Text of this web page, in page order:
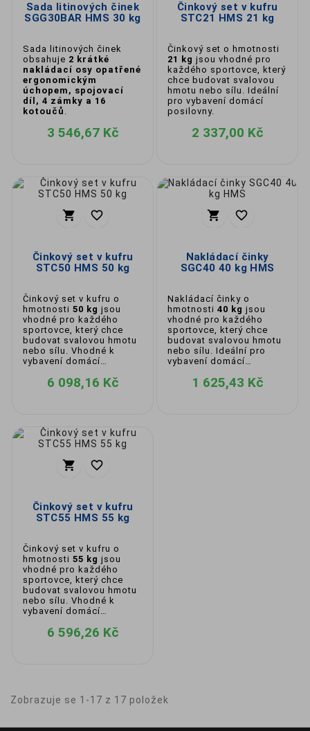
Sada litinových činek
SGG30BAR HMS 30 kg
Sada litinových činek
obsahuje 2 krátké
nakládací osy opatřené
ergonomickým
úchopem, spojovací
díl, 4 zámky a 16
kotoučů .
3 546,67 Kč
Činkový set v kufru
STC21 HMS 21 kg
Činkový set o hmotnosti
21 kg jsou vhodné pro
každého sportovce, který
chce budovat svalovou
hmotu nebo sílu. Ideální
pro vybavení domácí
posilovny.
2 337,00 Kč
 
Činkový set v kufru
STC50 HMS 50 kg
Činkový set v kufru o
hmotnosti 50 kg jsou
vhodné pro každého
sportovce, který chce
budovat svalovou hmotu
nebo sílu. Vhodné k
vybavení domácí
6 098,16 Kč
 
Nakládací činky
SGC40 40 kg HMS
Nakládací činky o
hmotnosti 40 kg jsou
vhodné pro každého
sportovce, který chce
budovat svalovou hmotu
nebo sílu. Ideální pro
vybavení domácí
1 625,43 Kč
 
Činkový set v kufru
STC55 HMS 55 kg
Činkový set v kufru o
hmotnosti 55 kg jsou
vhodné pro každého
sportovce, který chce
budovat svalovou hmotu
nebo sílu. Vhodné k
vybavení domácí
6 596,26 Kč
Zobrazuje se 1-17 z 17 položek